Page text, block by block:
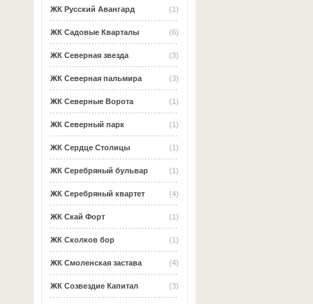
(1)
ЖК Русский Авангард
(6)
ЖК Садовые Кварталы
(3)
ЖК Северная звезда
(3)
ЖК Северная пальмира
(1)
ЖК Северные Ворота
(1)
ЖК Северный парк
(1)
ЖК Сердце Столицы
(1)
ЖК Серебряный бульвар
(4)
ЖК Серебряный квартет
(1)
ЖК Скай Форт
(1)
ЖК Сколков бор
(4)
ЖК Смоленская застава
(3)
ЖК Созвездие Капитал